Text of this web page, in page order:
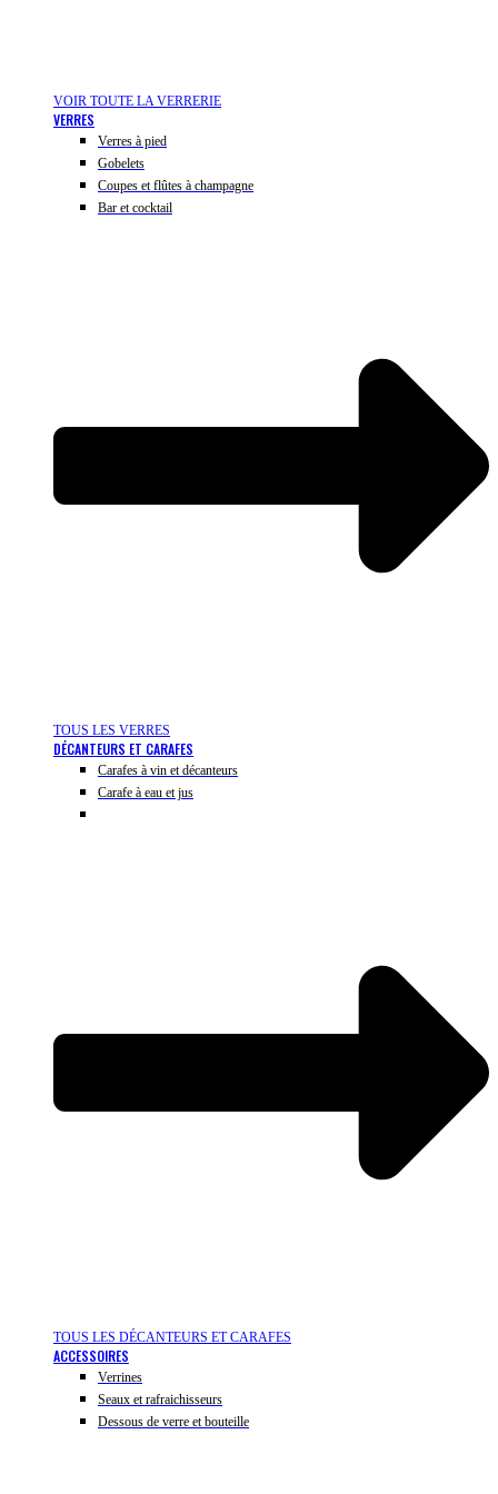
VOIR TOUTE LA VERRERIE
VERRES
Verres à pied
Gobelets
Coupes et flûtes à champagne
Bar et cocktail
TOUS LES VERRES
DÉCANTEURS ET CARAFES
Carafes à vin et décanteurs
Carafe à eau et jus
TOUS LES DÉCANTEURS ET CARAFES
ACCESSOIRES
Verrines
Seaux et rafraichisseurs
Dessous de verre et bouteille